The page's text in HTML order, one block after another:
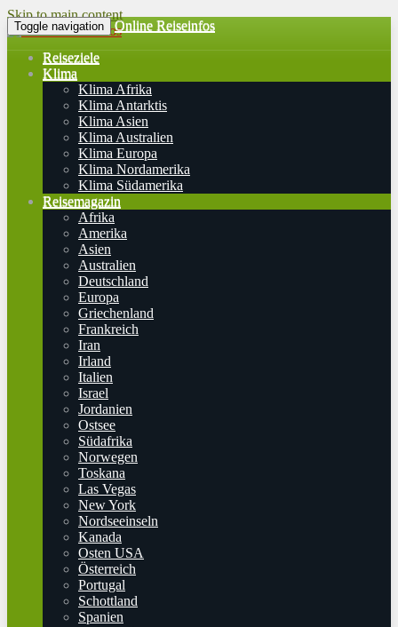
Skip to main content
Toggle navigation Online Reiseinfos
Reiseziele
Klima
Klima Afrika
Klima Antarktis
Klima Asien
Klima Australien
Klima Europa
Klima Nordamerika
Klima Südamerika
Reisemagazin
Afrika
Amerika
Asien
Australien
Deutschland
Europa
Griechenland
Frankreich
Iran
Irland
Italien
Israel
Jordanien
Ostsee
Südafrika
Norwegen
Toskana
Las Vegas
New York
Nordseeinseln
Kanada
Osten USA
Österreich
Portugal
Schottland
Spanien